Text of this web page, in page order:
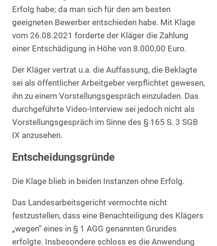
Erfolg habe; da man sich für den am besten
geeigneten Bewerber entschieden habe. Mit Klage
vom 26.08.2021 forderte der Kläger die Zahlung
einer Entschädigung in Höhe von 8.000,00 Euro.
Der Kläger vertrat u.a. die Auffassung, die Beklagte
sei als öffentlicher Arbeitgeber verpflichtet gewesen,
ihn zu einem Vorstellungsgespräch einzuladen. Das
durchgeführte Video-Interview sei jedoch nicht als
Vorstellungsgespräch im Sinne des § 165 S. 3 SGB
IX anzusehen.
Entscheidungsgründe
Die Klage blieb in beiden Instanzen ohne Erfolg.
Das Landesarbeitsgericht vermochte nicht
festzustellen, dass eine Benachteiligung des Klägers
„wegen“ eines in § 1 AGG genannten Grundes
erfolgte. Insbesondere schloss es die Anwendung